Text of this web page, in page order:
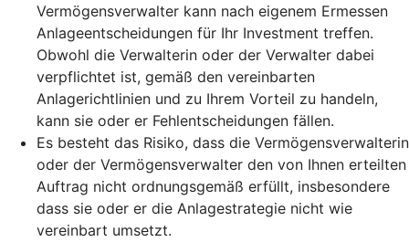
Vermögensverwalter kann nach eigenem Ermessen
Anlageentscheidungen für Ihr Investment treffen.
Obwohl die Verwalterin oder der Verwalter dabei
verpflichtet ist, gemäß den vereinbarten
Anlagerichtlinien und zu Ihrem Vorteil zu handeln,
kann sie oder er Fehlentscheidungen fällen.
Es besteht das Risiko, dass die Vermögensverwalterin
oder der Vermögensverwalter den von Ihnen erteilten
Auftrag nicht ordnungsgemäß erfüllt, insbesondere
dass sie oder er die Anlagestrategie nicht wie
vereinbart umsetzt.